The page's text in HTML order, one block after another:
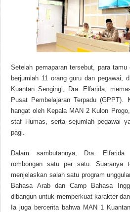
Setelah pemaparan tersebut, para
berjumlah 11 orang guru dan pegawai,
Kuantan Sengingi, Dra. Elfarida,
Pusat Pembelajaran Terpadu (GPPT).
hangat oleh Kepala MAN 2 Kulon
staf Humas, serta sejumlah pegawai
pagi.
Dalam sambutannya, Dra. Elfarida
rombongan satu per satu. Suaranya
menjelaskan salah satu program
Bahasa Arab dan Camp Bahasa
dibangun untuk memperkuat karakter
Ia juga bercerita bahwa MAN 1